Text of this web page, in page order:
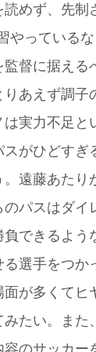
めず、先制
っている
督に据える
あえず調子
実力不足と
がひどす
遠藤あたり
パスはダイ
できるよう
選手をつか
が多くて
たい。また
のサッカー